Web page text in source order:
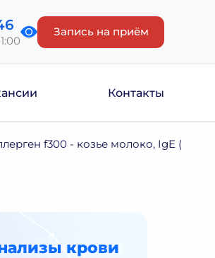
Запись на приём
Контакты
f300 - козье молоко, IgE
крови